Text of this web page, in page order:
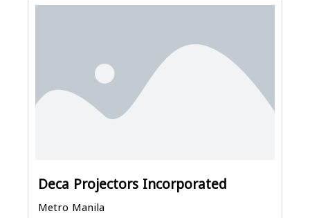
Deca Projectors Incorporated
Metro Manila